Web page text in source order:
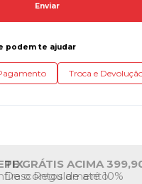
Enviar
podem te ajudar
Troca e
GRÁTIS ACIMA
o Regulamento